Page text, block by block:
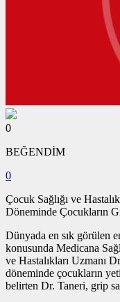
0
BEĞENDİM
0
Çocuk Sağlığı ve
Döneminde Çocukların
Dünyada en sık görülen
konusunda Medicana
ve Hastalıkları Uzmanı
döneminde çocukların
belirten Dr. Taneri, grip